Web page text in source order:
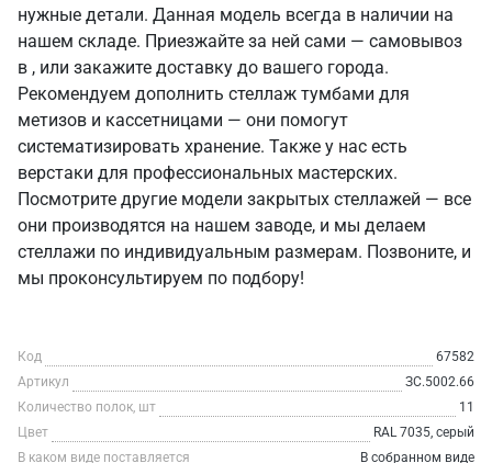
нужные детали. Данная модель всегда в наличии на
нашем складе. Приезжайте за ней сами — самовывоз
в , или закажите доставку до вашего города.
Рекомендуем дополнить стеллаж тумбами для
метизов и кассетницами — они помогут
систематизировать хранение. Также у нас есть
верстаки для профессиональных мастерских.
Посмотрите другие модели закрытых стеллажей — все
они производятся на нашем заводе, и мы делаем
стеллажи по индивидуальным размерам. Позвоните, и
мы проконсультируем по подбору!
Код
67582
Артикул
ЗС.5002.66
Количество полок, шт
11
Цвет
RAL 7035, серый
В каком виде поставляется
В собранном виде